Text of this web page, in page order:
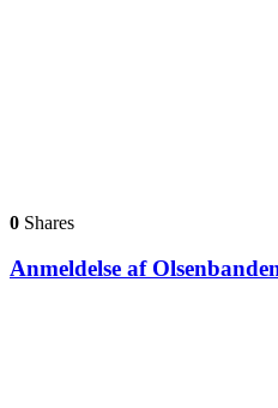
0 Shares
Anmeldelse af